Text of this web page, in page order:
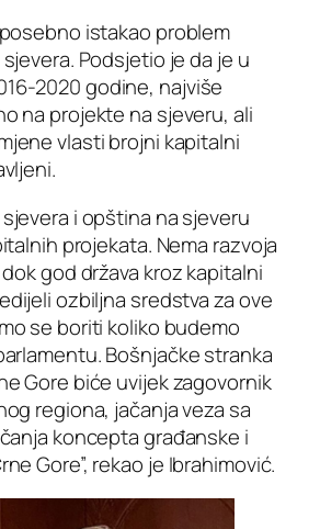
istakao problem
Podsjetio je da je u
2020 godine, najviše
na projekte na sjeveru, ali
vlasti brojni kapitalni
sjevera i opština na sjeveru
projekata. Nema razvoja
god država kroz kapitalni
ozbiljna sredstva za ove
se boriti koliko budemo
Bošnjačke stranka
Gore biće uvijek zagovornik
regiona, jačanja veza sa
koncepta građanske i
Gore”, rekao je Ibrahimović.